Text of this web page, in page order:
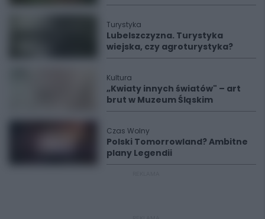
Turystyka
Lubelszczyzna. Turystyka
wiejska, czy agroturystyka?
Kultura
„Kwiaty innych światów" – art
brut w Muzeum Śląskim
Czas Wolny
Polski Tomorrowland? Ambitne
plany Legendii